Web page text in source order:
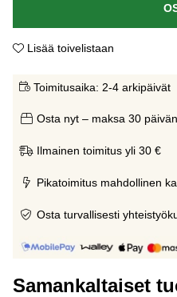
Lisää toivelistaan
Toimitusaika: 2-4 arkipäivät
Osta nyt – maksa 30
Ilmainen toimitus yli 30 €
Pikatoimitus mahdollinen
Osta turvallisesti
Samankaltaiset